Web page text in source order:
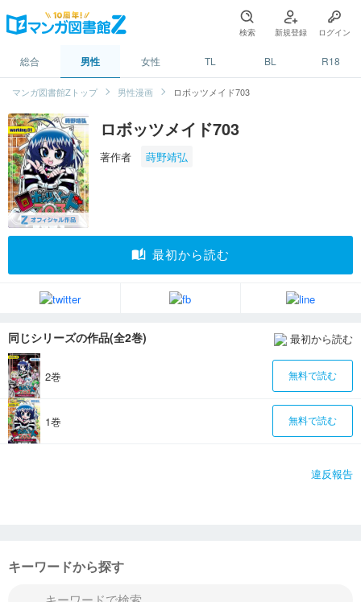
検索 新規登録 ログイン
総合 男性 女性 TL BL R18
マンガ図書館Zトップ 男性漫画 ロボッツメイド703
ロボッツメイド703
著作者 蒔野靖弘
auto_stories 最初から読む
同じシリーズの作品(全2巻) 最初から読む
2巻 無料で読む
1巻 無料で読む
違反報告
キーワードから探す